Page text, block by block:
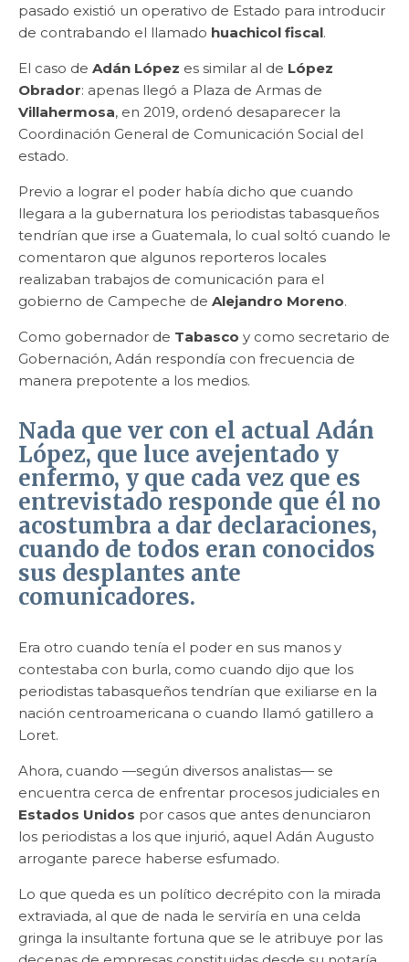
pasado existió un operativo de Estado para introducir
de contrabando el llamado huachicol fiscal.
El caso de Adán López es similar al de López
Obrador: apenas llegó a Plaza de Armas de
Villahermosa, en 2019, ordenó desaparecer la
Coordinación General de Comunicación Social del
estado.
Previo a lograr el poder había dicho que cuando
llegara a la gubernatura los periodistas tabasqueños
tendrían que irse a Guatemala, lo cual soltó cuando le
comentaron que algunos reporteros locales
realizaban trabajos de comunicación para el
gobierno de Campeche de Alejandro Moreno.
Como gobernador de Tabasco y como secretario de
Gobernación, Adán respondía con frecuencia de
manera prepotente a los medios.
Nada que ver con el actual Adán
López, que luce avejentado y
enfermo, y que cada vez que es
entrevistado responde que él no
acostumbra a dar declaraciones,
cuando de todos eran conocidos
sus desplantes ante
comunicadores.
Era otro cuando tenía el poder en sus manos y
contestaba con burla, como cuando dijo que los
periodistas tabasqueños tendrían que exiliarse en la
nación centroamericana o cuando llamó gatillero a
Loret.
Ahora, cuando —según diversos analistas— se
encuentra cerca de enfrentar procesos judiciales en
Estados Unidos por casos que antes denunciaron
los periodistas a los que injurió, aquel Adán Augusto
arrogante parece haberse esfumado.
Lo que queda es un político decrépito con la mirada
extraviada, al que de nada le serviría en una celda
gringa la insultante fortuna que se le atribuye por las